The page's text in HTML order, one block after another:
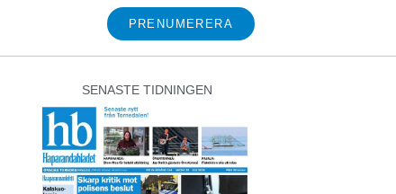
PRENUMERERA
SENASTE TIDNINGEN